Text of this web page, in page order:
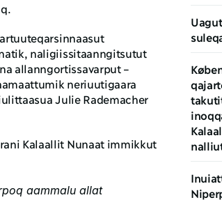
naligiissitaanngitsutut
allanngortissavarput –
neriuutigaara
Julie Rademacher
Kalaallit Nunaat immikkut
aammalu allat